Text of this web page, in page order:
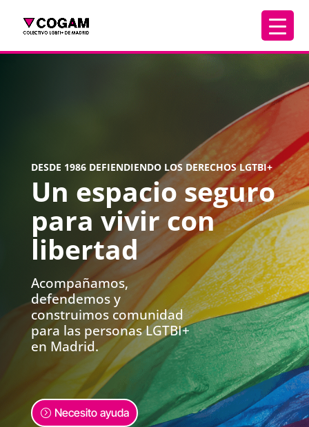
DESDE 1986 DEFIENDIENDO LOS DERECHOS LGTBI+
Un espacio seguro
para vivir con
libertad
Acompañamos,
defendemos y
construimos comunidad
para las personas LGTBI+
en Madrid.
Necesito ayuda